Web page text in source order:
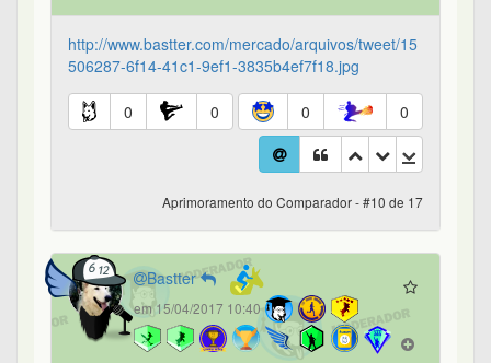
http://www.bastter.com/mercado/arquivos/tweet/15
506287-6f14-41c1-9ef1-3835b4ef7f18.jpg
0 0 0 0
Aprimoramento do Comparador - #10 de 17
Bastter
em 15/04/2017 10:40